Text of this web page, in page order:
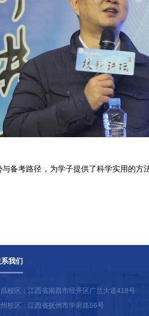
备考路径，为学子提供了科学实用的
我们
校区：江西省南昌市经开区广兰大道418号
校区：江西省抚州市学府路56号